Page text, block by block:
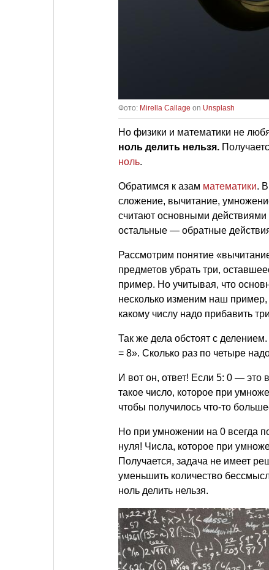
Фото: Mirella Callage on Unsplash
Но физики и математики не
ноль делить нельзя.
ноль.
Обратимся к азам математики.
сложение, вычитание,
считают основными
остальные — обратные
Рассмотрим понятие
предметов убрать три,
пример. Но учитывая, что
несколько изменим наш пример,
какому числу надо прибавить
Так же дела обстоят с
= 8». Сколько раз по четыре
И вот он, ответ! Если 5: 0 — это
такое число, которое при
чтобы получилось что-то
Но при умножении на 0 всегда
нуля! Числа, которое при
Получается, задача не имеет
уменьшить количество
ноль делить нельзя.